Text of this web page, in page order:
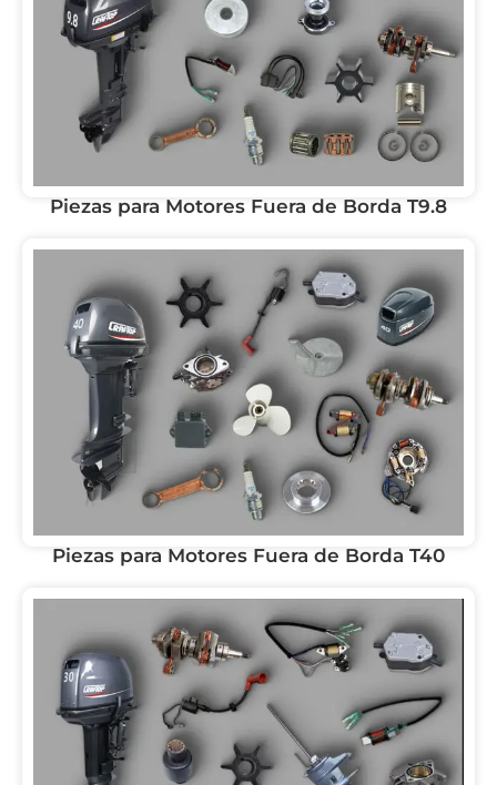
Piezas para Motores Fuera de Borda T9.8
Piezas para Motores Fuera de Borda T40